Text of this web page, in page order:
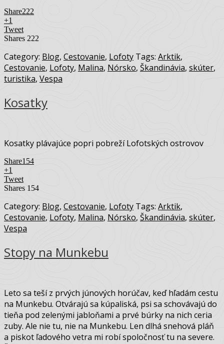
Share222
+1
Tweet
Shares 222
Category: Blog, Cestovanie, Lofoty Tags: Arktik,
Cestovanie, Lofoty, Malina, Nórsko, Škandinávia, skúter,
turistika, Vespa
Kosatky
Kosatky plávajúce popri pobreží Lofotských ostrovov
Share154
+1
Tweet
Shares 154
Category: Blog, Cestovanie, Lofoty Tags: Arktik,
Cestovanie, Lofoty, Malina, Nórsko, Škandinávia, skúter,
Vespa
Stopy na Munkebu
Leto sa teší z prvých júnových horúčav, keď hľadám cestu
na Munkebu. Otvárajú sa kúpaliská, psi sa schovávajú do
tieňa pod zelenými jabloňami a prvé búrky na nich ceria
zuby. Ale nie tu, nie na Munkebu. Len dlhá snehová pláň
a piskot ľadového vetra mi robí spoločnosť tu na severe.